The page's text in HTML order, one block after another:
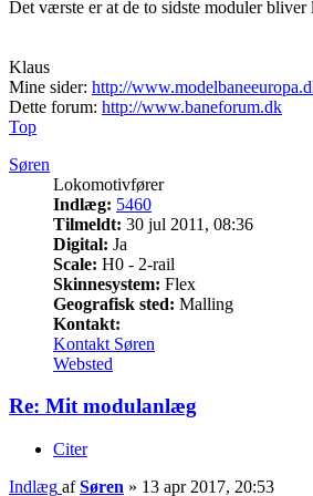
Det værste er at de to sidste moduler
Klaus
Mine sider: http://
Dette forum: http://www.baneforum.dk
Top
Søren
Lokomotivfører
Indlæg: 5460
Tilmeldt: 30 jul 2011, 08:36
Digital: Ja
Scale: H0 - 2-rail
Skinnesystem: Flex
Geografisk sted: Malling
Kontakt:
Kontakt Søren
Websted
Re: Mit modulanlæg
Citer
Indlæg afSøren » 13 apr 2017, 20:53